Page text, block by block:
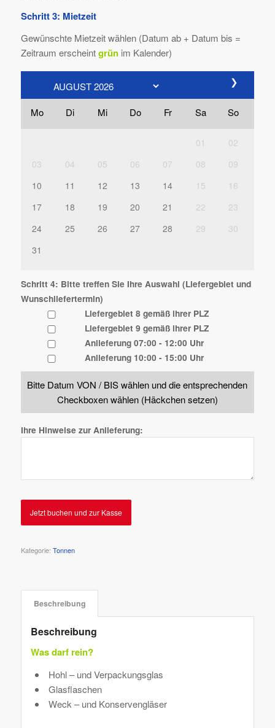
Schritt 3: Mietzeit
Gewünschte Mietzeit wählen (Datum ab + Datum bis =
Zeitraum erscheintgrün im Kalender)
❯
Mo Di Mi Do Fr Sa So
01
02
03
04 05 06 07 08
09
10
11 12 13 14 15
16
17
18 19 20 21 22
23
24
25 26 27 28 29
30
31
Schritt 4: Bitte treffen Sie Ihre Auswahl (Liefergebiet und
Wunschliefertermin)
Liefergebiet 8 gemäß ihrer PLZ
Liefergebiet 9 gemäß ihrer PLZ
Anlieferung 07:00 - 12:00 Uhr
Anlieferung 10:00 - 15:00 Uhr
Bitte Datum VON / BIS wählen und die entsprechenden
Checkboxen wählen (Häckchen setzen)
Ihre Hinweise zur Anlieferung:
Jetzt buchen und zur Kasse
Kategorie: Tonnen
Beschreibung
Beschreibung
Was darf rein?
Hohl – und Verpackungsglas
Glasflaschen
Weck – und Konservengläser